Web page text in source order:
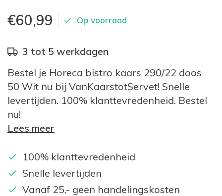
€60,99 Op voorraad
3 tot 5 werkdagen
Bestel je Horeca bistro kaars 290/22 doos
50 Wit nu bij VanKaarstotServet! Snelle
levertijden. 100% klanttevredenheid. Bestel
nu!
Lees meer
100% klanttevredenheid
Snelle levertijden
Vanaf 25,- geen handelingskosten